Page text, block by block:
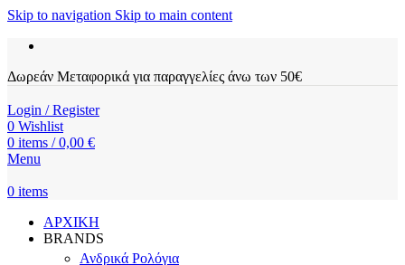
Skip to navigation Skip to main content
Δωρεάν Μεταφορικά για παραγγελίες άνω των 50€
Login / Register
0 Wishlist
0 items / 0,00 €
Menu
0 items
ΑΡΧΙΚΗ
BRANDS
Ανδρικά Ρολόγια